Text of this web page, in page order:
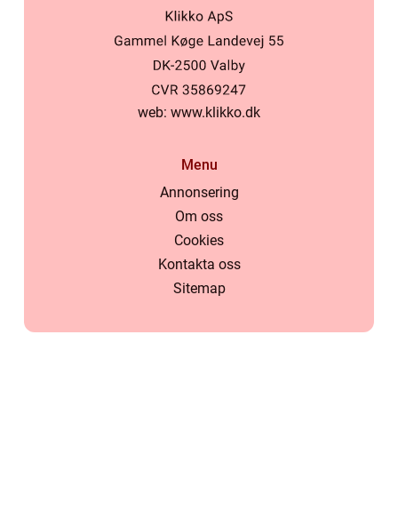
web: www.klikko.dk
Menu
Annonsering
Om oss
Cookies
Kontakta oss
Sitemap